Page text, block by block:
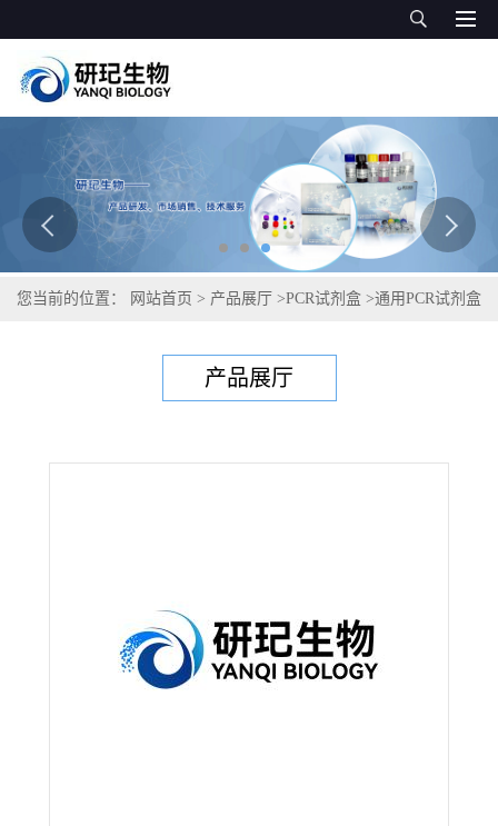
您当前的位置： 网站首页 > 产品展厅 >PCR试剂盒 >通用PCR试剂盒
产品展厅